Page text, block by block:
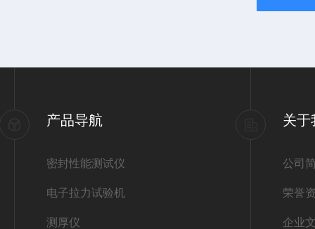
产品导航
密封性能测试仪
电子拉力试验机
测厚仪
关于
公司
荣誉
企业